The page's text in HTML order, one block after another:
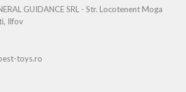
GUIDANCE SRL - Str. Locotenent Moga
Ilfov
toys.ro